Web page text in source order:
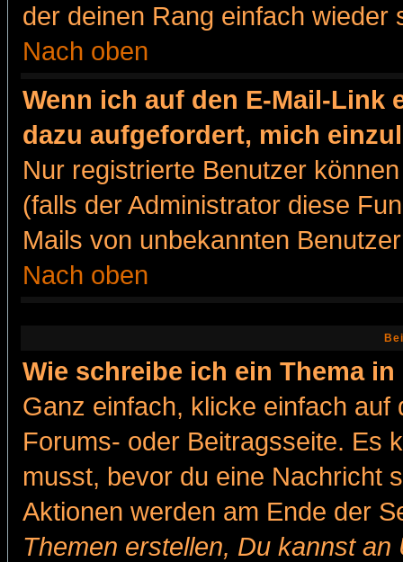
der deinen Rang einfach wieder
Nach oben
Wenn ich auf den E-Mail-Link
dazu aufgefordert, mich
Nur registrierte Benutzer
(falls der Administrator diese
Mails von unbekannten
Nach oben
Wie schreibe ich ein Thema
Ganz einfach, klicke einfach
Forums- oder Beitragsseite. Es
musst, bevor du eine Nachricht
Aktionen werden am Ende der
Themen erstellen, Du kannst